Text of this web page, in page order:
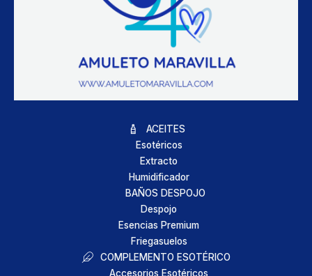
ACEITES
Esotéricos
Extracto
Humidificador
BAÑOS DESPOJO
Despojo
Esencias Premium
Friegasuelos
COMPLEMENTO ESOTÉRICO
Accesorios Esotéricos